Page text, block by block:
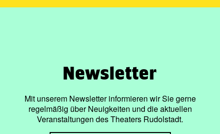
Newsletter
Mit unserem Newsletter informieren wir Sie gerne
regelmäßig über Neuigkeiten und die aktuellen
Veranstaltungen des Theaters Rudolstadt.